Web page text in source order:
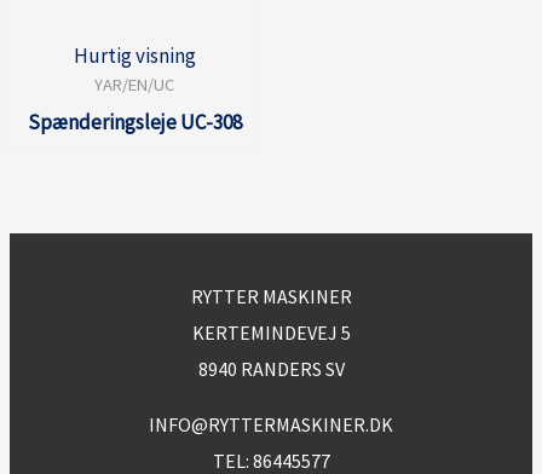
Hurtig visning
YAR/EN/UC
Spænderingsleje UC-308
RYTTER MASKINER
KERTEMINDEVEJ 5
8940 RANDERS SV
INFO@RYTTERMASKINER.DK
TEL: 86445577